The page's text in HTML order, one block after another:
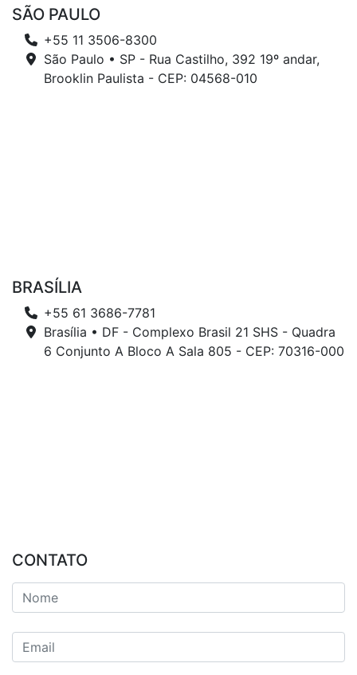
SÃO PAULO
+55 11 3506-8300
São Paulo • SP - Rua Castilho, 392 19º andar,
Brooklin Paulista - CEP: 04568-010
BRASÍLIA
+55 61 3686-7781
Brasília • DF - Complexo Brasil 21 SHS - Quadra
6 Conjunto A Bloco A Sala 805 - CEP: 70316-000
CONTATO